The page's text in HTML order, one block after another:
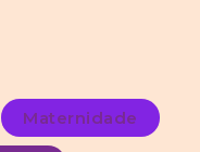
Maternidade